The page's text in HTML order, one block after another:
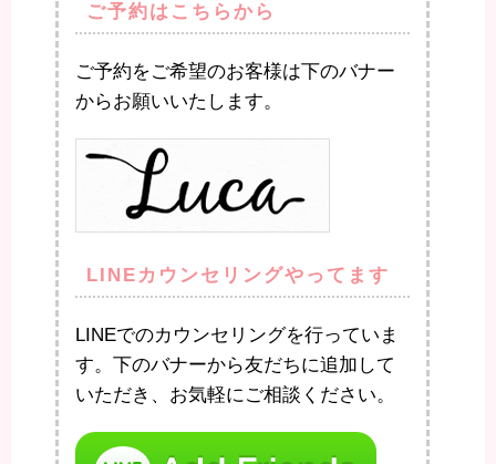
ご予約はこちらから
ご予約をご希望のお客様は下のバナー
からお願いいたします。
LINEカウンセリングやってます
LINEでのカウンセリングを行っていま
す。下のバナーから友だちに追加して
いただき、お気軽にご相談ください。